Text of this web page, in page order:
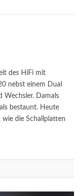
des HiFi mit
nebst einem Dual
Wechsler. Damals
bestaunt. Heute
die Schallplatten